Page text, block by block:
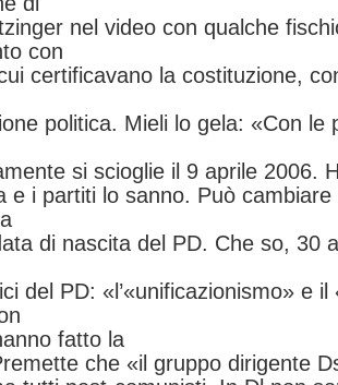
nel video con qualche
con
certificavano la costituzione,
politica. Mieli lo gela: «Con
si scioglie il 9 aprile 2006.
e i partiti lo sanno. Può
di nascita del PD. Che so, 30
del PD: «l’«unificazionismo» e
fatto la
che «il gruppo dirigente